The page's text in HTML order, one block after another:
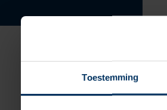
Toestemming